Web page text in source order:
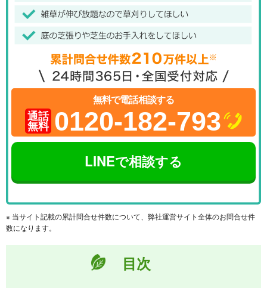
無料で電話相談する
通話
無料 0120-182-793
LINEで相談する
※ 当サイト記載の累計問合せ件数について、弊社運営サイト全体のお問合せ件
数になります。
目次